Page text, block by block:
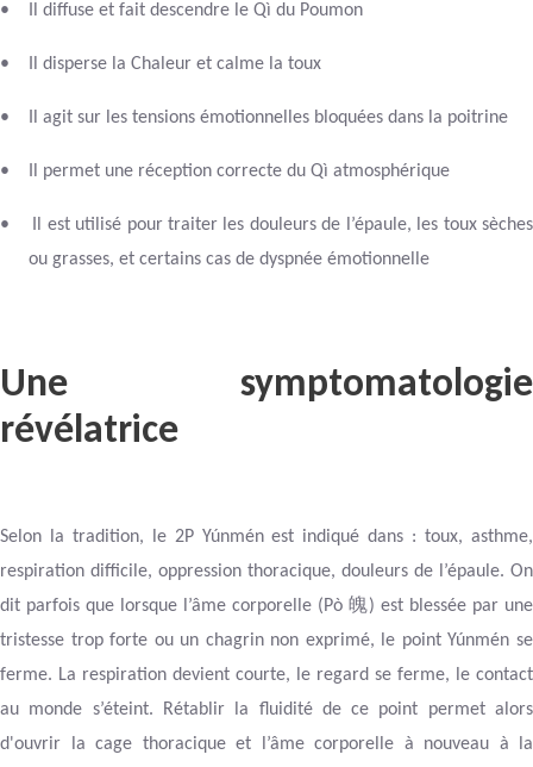
• Il diffuse et fait descendre le Qì du Poumon
• Il disperse la Chaleur et calme la toux
• Il agit sur les tensions émotionnelles bloquées dans la poitrine
• Il permet une réception correcte du Qì atmosphérique
•
Il est utilisé pour traiter les douleurs de l’épaule, les toux sèches
ou grasses, et certains cas de dyspnée émotionnelle
Une symptomatologie
révélatrice
Selon la tradition, le 2P Yúnmén est indiqué dans : toux, asthme,
respiration difficile, oppression thoracique, douleurs de l’épaule. On
dit parfois que lorsque l’âme corporelle (Pò 魄) est blessée par une
tristesse trop forte ou un chagrin non exprimé, le point Yúnmén se
ferme. La respiration devient courte, le regard se ferme, le contact
au monde s’éteint. Rétablir la fluidité de ce point permet alors
d'ouvrir la cage thoracique et l’âme corporelle à nouveau à la